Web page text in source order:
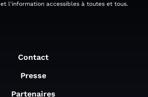
l'information accessibles à toutes et tous.
Contact
Presse
Partenaires